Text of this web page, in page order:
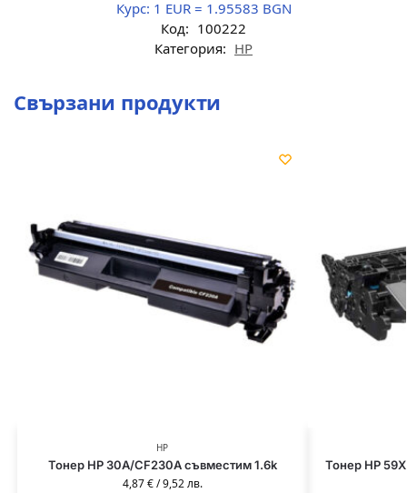
Курс: 1 EUR = 1.95583 BGN
Код: 100222
Категория: HP
Свързани продукти
HP
Тонер HP 30A/CF230A съвместим 1.6k
4,87€/9,52лв.
Тонер HP